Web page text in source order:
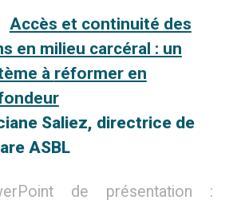
Accès et continuité des
en milieu carcéral : un
à réformer en
Saliez, directrice de
ASBL
de présentation :